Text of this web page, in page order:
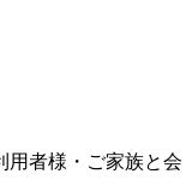
用者様・ご家族と会